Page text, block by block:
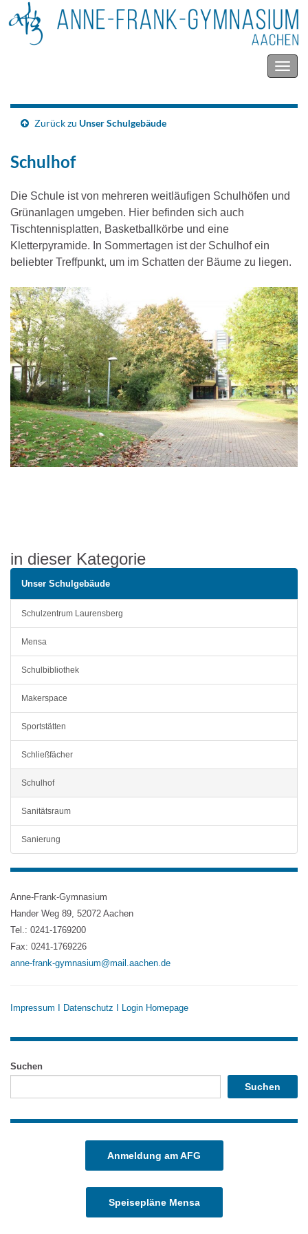
Zurück zu Unser Schulgebäude
Schulhof
Die Schule ist von mehreren weitläufigen Schulhöfen und
Grünanlagen umgeben. Hier befinden sich auch
Tischtennisplatten, Basketballkörbe und eine
Kletterpyramide. In Sommertagen ist der Schulhof ein
beliebter Treffpunkt, um im Schatten der Bäume zu liegen.
in dieser Kategorie
Unser Schulgebäude
Schulzentrum Laurensberg
Mensa
Schulbibliothek
Makerspace
Sportstätten
Schließfächer
Schulhof
Sanitätsraum
Sanierung
Anne-Frank-Gymnasium
Hander Weg 89, 52072 Aachen
Tel.: 0241-1769200
Fax: 0241-1769226
anne-frank-gymnasium@mail.aachen.de
Impressum Datenschutz Login Homepage
Suchen
Suchen
Anmeldung am AFG
Speisepläne Mensa